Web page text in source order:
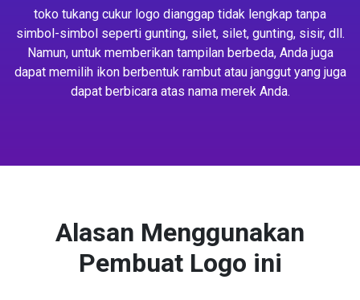
toko tukang cukur logo dianggap tidak lengkap tanpa
simbol-simbol seperti gunting, silet, silet, gunting, sisir, dll.
Namun, untuk memberikan tampilan berbeda, Anda juga
dapat memilih ikon berbentuk rambut atau janggut yang juga
dapat berbicara atas nama merek Anda.
Alasan Menggunakan
Pembuat Logo ini